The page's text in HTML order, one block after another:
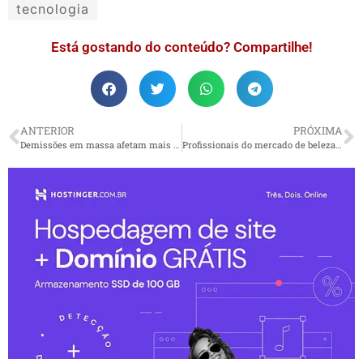
tecnologia
Está gostando do conteúdo? Compartilhe!
ANTERIOR
Demissões em massa afetam mais de 6 mil brasileiros de janeiro a março deste ano
PRÓXIMA
Profissionais do mercado de beleza buscam especialização em harmonia de imagem